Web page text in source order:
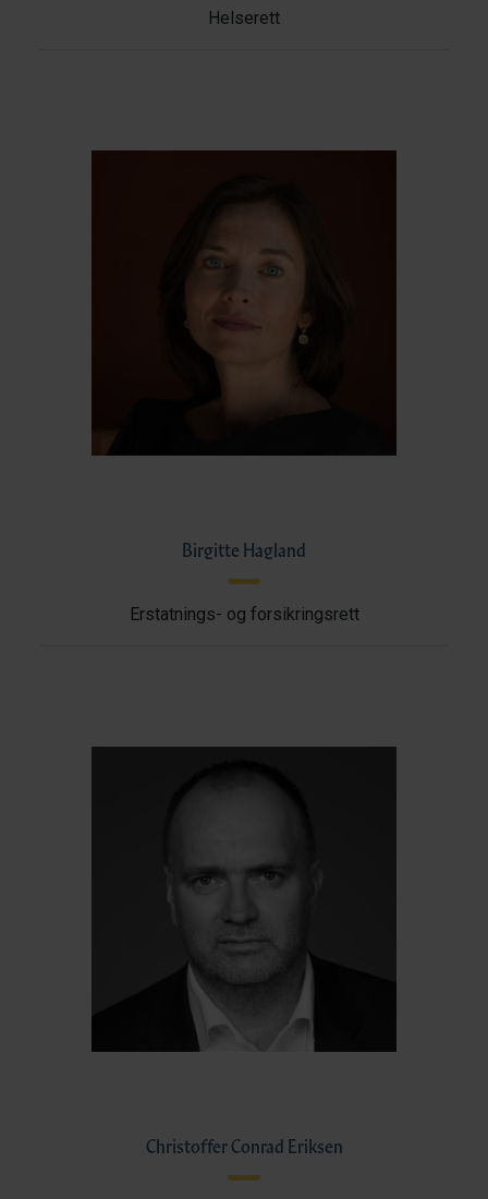
Helserett
Birgitte Hagland
Erstatnings- og forsikringsrett
Christoffer Conrad Eriksen